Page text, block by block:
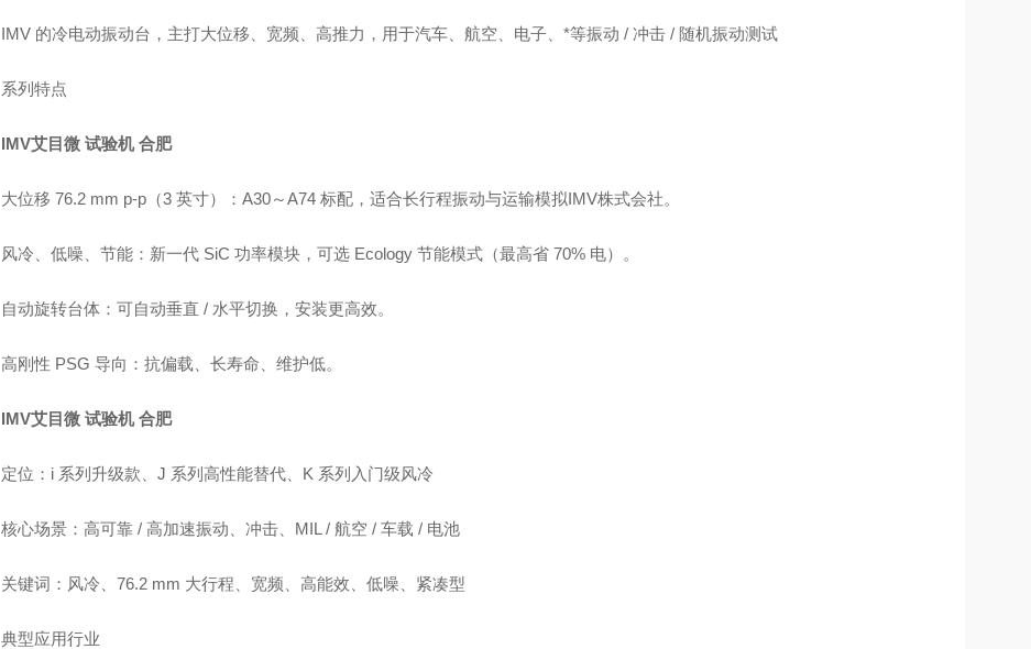
IMV 的冷电动振动台，主打大位移、宽频、高推力，用于汽车、航空、电子、*等振动 / 冲击 / 随机振动测试
系列特点
IMV艾目微 试验机 合肥
大位移 76.2 mm p-p（3 英寸）：A30～A74 标配，适合长行程振动与运输模拟IMV株式会社。
风冷、低噪、节能：新一代 SiC 功率模块，可选 Ecology 节能模式（最高省 70% 电）。
自动旋转台体：可自动垂直 / 水平切换，安装更高效。
高刚性 PSG 导向：抗偏载、长寿命、维护低。
IMV艾目微 试验机 合肥
定位：i 系列升级款、J 系列高性能替代、K 系列入门级风冷
核心场景：高可靠 / 高加速振动、冲击、MIL / 航空 / 车载 / 电池
关键词：风冷、76.2 mm 大行程、宽频、高能效、低噪、紧凑型
典型应用行业